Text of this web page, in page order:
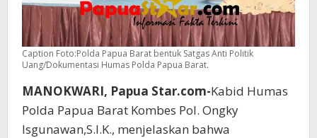
Caption Foto:Polda Papua Barat bentuk Satgas Anti Politik
Uang/Dokumentasi Humas Polda Papua Barat.
MANOKWARI, Papua Star.com-Kabid Humas
Polda Papua Barat Kombes Pol. Ongky
Isgunawan,S.I.K., menjelaskan bahwa